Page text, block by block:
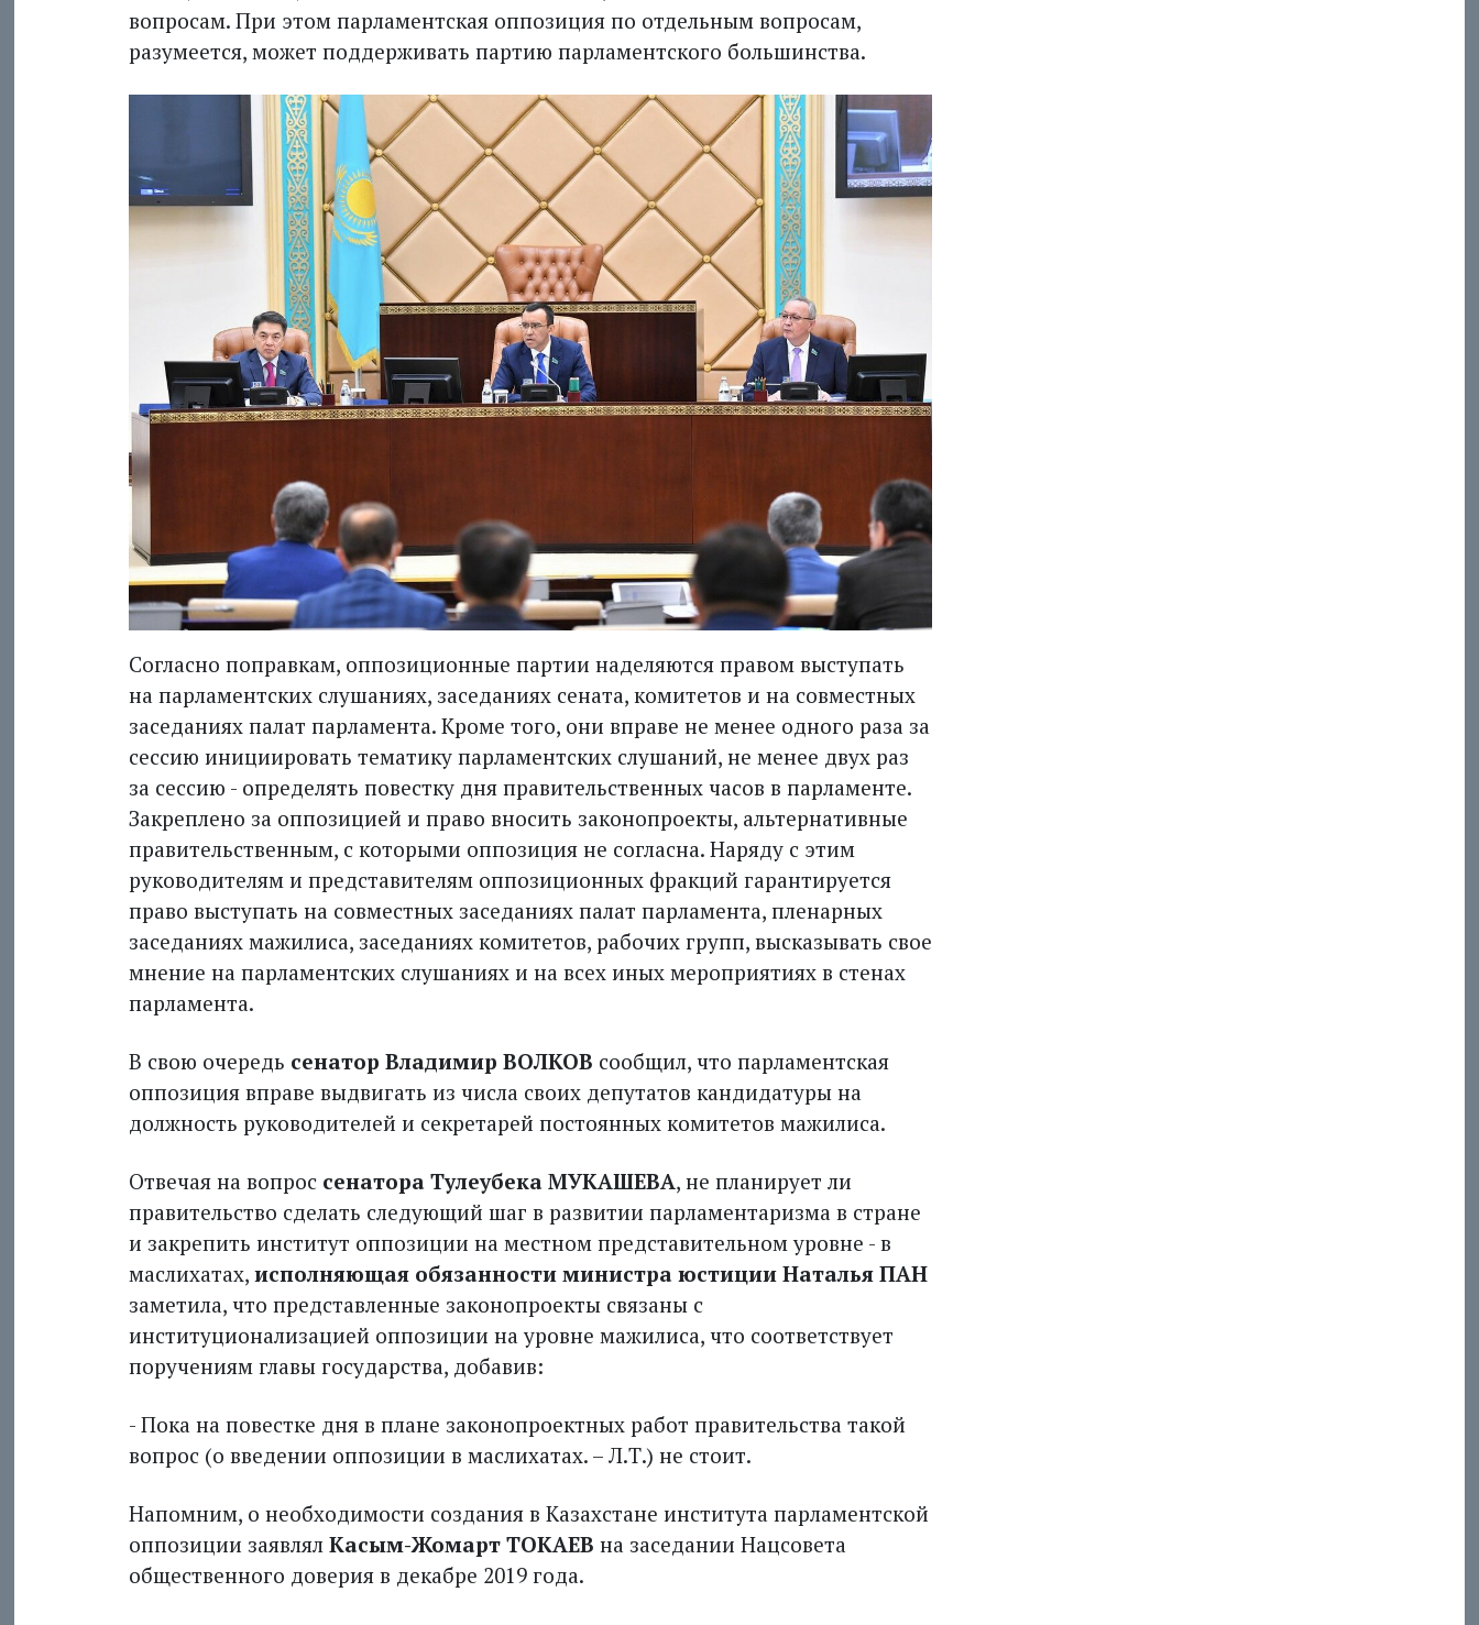
вопросам. При этом парламентская оппозиция по отдельным вопросам,
разумеется, может поддерживать партию парламентского большинства.
Согласно поправкам, оппозиционные партии наделяются правом выступать
на парламентских слушаниях, заседаниях сената, комитетов и на совместных
заседаниях палат парламента. Кроме того, они вправе не менее одного раза за
сессию инициировать тематику парламентских слушаний, не менее двух раз
за сессию - определять повестку дня правительственных часов в парламенте.
Закреплено за оппозицией и право вносить законопроекты, альтернативные
правительственным, с которыми оппозиция не согласна. Наряду с этим
руководителям и представителям оппозиционных фракций гарантируется
право выступать на совместных заседаниях палат парламента, пленарных
заседаниях мажилиса, заседаниях комитетов, рабочих групп, высказывать свое
мнение на парламентских слушаниях и на всех иных мероприятиях в стенах
парламента.
В свою очередь сенатор Владимир ВОЛКОВ сообщил, что парламентская
оппозиция вправе выдвигать из числа своих депутатов кандидатуры на
должность руководителей и секретарей постоянных комитетов мажилиса.
Отвечая на вопрос сенатора Тулеубека МУКАШЕВА, не планирует ли
правительство сделать следующий шаг в развитии парламентаризма в стране
и закрепить институт оппозиции на местном представительном уровне - в
маслихатах, исполняющая обязанности министра юстиции Наталья ПАН
заметила, что представленные законопроекты связаны с
институционализацией оппозиции на уровне мажилиса, что соответствует
поручениям главы государства, добавив:
- Пока на повестке дня в плане законопроектных работ правительства такой
вопрос (о введении оппозиции в маслихатах. – Л.Т.) не стоит.
Напомним, о необходимости создания в Казахстане института парламентской
оппозиции заявлял Касым-Жомарт ТОКАЕВ на заседании Нацсовета
общественного доверия в декабре 2019 года.